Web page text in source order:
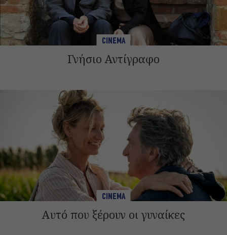
CINEMA
Γνήσιο Αντίγραφο
CINEMA
Αυτό που ξέρουν οι γυναίκες